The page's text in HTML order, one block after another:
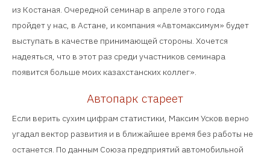
из Костаная. Очередной семинар в апреле этого года
пройдет у нас, в Астане, и компания «Автомаксимум» будет
выступать в качестве принимающей стороны. Хочется
надеяться, что в этот раз среди участников семинара
появится больше моих казахстанских коллег».
Автопарк стареет
Если верить сухим цифрам статистики, Максим Усков верно
угадал вектор развития и в ближайшее время без работы не
останется. По данным Союза предприятий автомобильной